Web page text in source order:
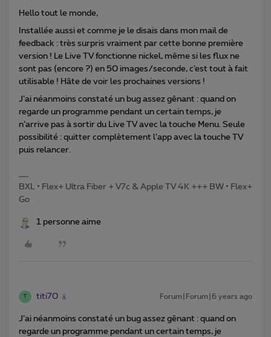
Hello tout le monde,
Installée aussi et comme je le disais dans mon mail de
feedback : très surpris vraiment par cette bonne première
version ! Le Live TV fonctionne nickel, même si les flux ne
sont pas (encore ?) en 50 images/seconde, c’est tout à fait
utilisable ! Hâte de voir les prochaines versions !
J’ai néanmoins constaté un bug assez gênant : quand on
regarde un programme pendant un certain temps, je
n’arrive pas à sortir du Live TV avec la touche Menu. Seule
possibilité : quitter complètement l’app avec la touche TV
puis relancer.
BXL • Flex+ Ultra Fiber + V7c & Apple TV 4K +++ BW • Flex+
Go
1 personne aime
titi70 Forum|Forum|6 years ago
J’ai néanmoins constaté un bug assez gênant : quand on
regarde un programme pendant un certain temps, je